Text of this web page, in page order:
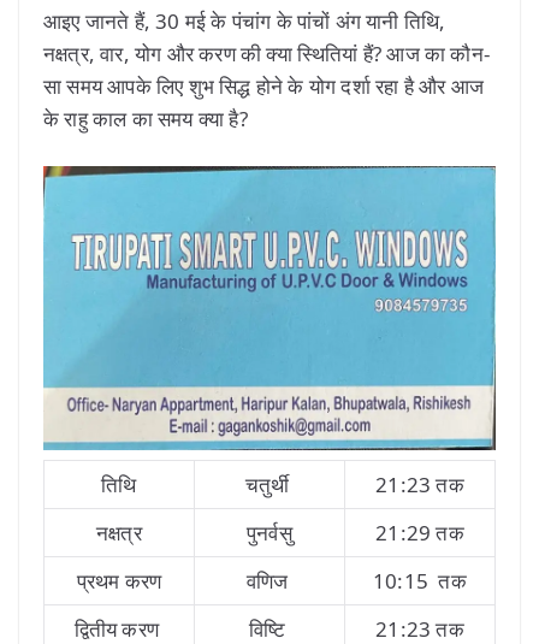
आइए जानते हैं, 30 मई के पंचांग के पांचों अंग यानी तिथि,
नक्षत्र, वार, योग और करण की क्या स्थितियां हैं? आज का कौन-
सा समय आपके लिए शुभ सिद्ध होने के योग दर्शा रहा है और आज
के राहु काल का समय क्या है?
तिथि चतुर्थी
21:23 तक
नक्षत्र
पुनर्वसु
21:29 तक
प्रथम करण
वणिज
10:15 तक
द्वितीय करण
विष्टि
21:23 तक